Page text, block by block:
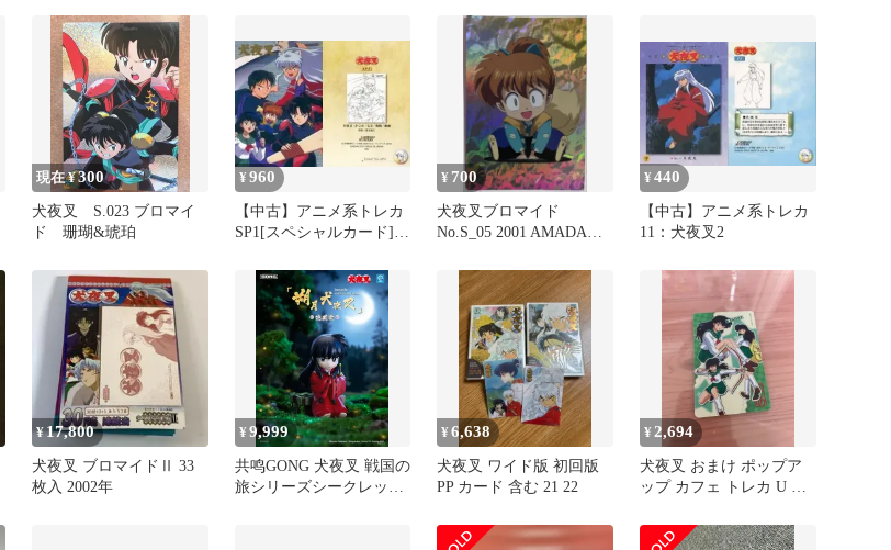
現在 ¥300
犬夜叉 S.023 ブロマイ
ド 珊瑚&琥珀
¥960
【中古】アニメ系トレカ
SP1[スペシャルカード]：
ごめ・七宝
¥ 700
犬夜叉ブロマイド
No.S_05 2001 AMADA
¥440
【中古】アニメ系トレカ
11：犬夜叉2
¥17,800
犬夜叉 ブロマイドⅡ 33
枚入 2002年
¥9,999
共鸣GONG 犬夜叉 戦国の
旅シリーズシークレッ
¥6,638
犬夜叉 ワイド版 初回版
PP カード 含む 21 22
¥ 2,694
犬夜叉 おまけ ポップア
ップ カフェ トレカ U か